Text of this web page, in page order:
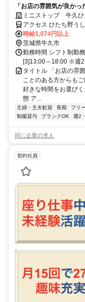
「お店の雰囲気が良か
からもご応募頂いていま
びください☆
ミニストップ 牛久ひ
アクセス ひたち野う
荒川沖駅、牛久駅、
うしく駅西入口交差点
時給1,074円以上
茨城県牛久市
勤務時間 シフト制勤
[3]13:00～18:00 ※週2
タイトル 「お店の雰
ことのある方からも
好きな時間をお選び
態 ア...
主婦・主夫歓迎 長期 フリ
制服貸与
ブランクOK 週2
同じ企業の求人
契約社員